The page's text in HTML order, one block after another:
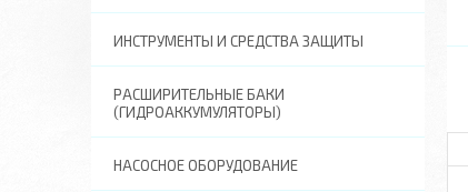
ИНСТРУМЕНТЫ И СРЕДСТВА ЗАЩИТЫ
РАСШИРИТЕЛЬНЫЕ БАКИ
(ГИДРОАККУМУЛЯТОРЫ)
НАСОСНОЕ ОБОРУДОВАНИЕ